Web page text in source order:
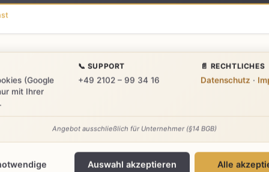
(Google
mit Ihrer
📞 SUPPORT
+49 2102 – 99 34 16
📄 RECHTLICHES
Datenschutz ·
Angebot ausschließlich für Unternehmer (§14 BGB)
Auswahl akzeptieren Alle